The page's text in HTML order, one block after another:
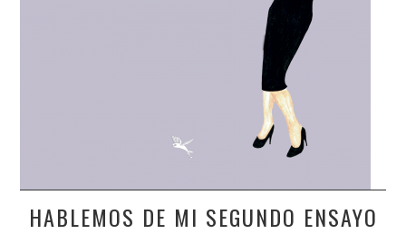
HABLEMOS DE MI SEGUNDO ENSAYO